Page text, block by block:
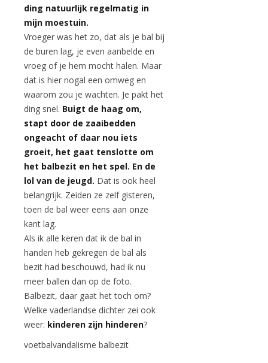
ding natuurlijk regelmatig in
mijn moestuin.
Vroeger was het zo, dat als je bal bij
de buren lag, je even aanbelde en
vroeg of je hem mocht halen. Maar
dat is hier nogal een omweg en
waarom zou je wachten. Je pakt het
ding snel. Buigt de haag om,
stapt door de zaaibedden
ongeacht of daar nou iets
groeit, het gaat tenslotte om
het balbezit en het spel. En de
lol van de jeugd. Dat is ook heel
belangrijk. Zeiden ze zelf gisteren,
toen de bal weer eens aan onze
kant lag.
Als ik alle keren dat ik de bal in
handen heb gekregen de bal als
bezit had beschouwd, had ik nu
meer ballen dan op de foto.
Balbezit, daar gaat het toch om?
Welke vaderlandse dichter zei ook
weer: kinderen zijn hinderen?
voetbalvandalisme balbezit